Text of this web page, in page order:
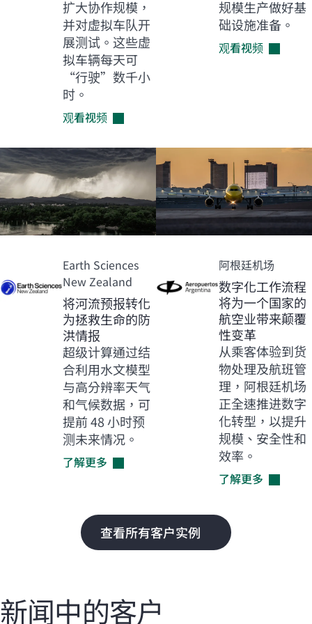
扩大协作规模，
并对虚拟车队开
展测试。这些虚
拟车辆每天可
“行驶”数千小
时。
观看视频
规模生产做好基
础设施准备。
观看视频
Earth Sciences
New Zealand
将河流预报转化
为拯救生命的防
洪情报
超级计算通过结
合利用水文模型
与高分辨率天气
和气候数据，可
提前 48 小时预
测未来情况。
了解更多
阿根廷机场
数字化工作流程
将为一个国家的
航空业带来颠覆
性变革
从乘客体验到货
物处理及航班管
理，阿根廷机场
正全速推进数字
化转型，以提升
规模、安全性和
效率。
了解更多
查看所有客户实例
新闻中的客户